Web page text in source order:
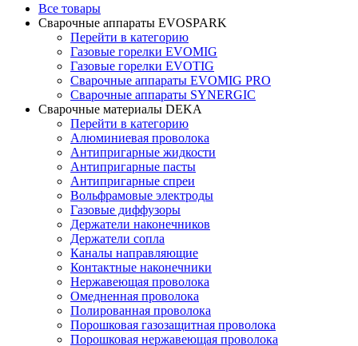
Все товары
Сварочные аппараты EVOSPARK
Перейти в категорию
Газовые горелки EVOMIG
Газовые горелки EVOTIG
Сварочные аппараты EVOMIG PRO
Сварочные аппараты SYNERGIC
Сварочные материалы DEKA
Перейти в категорию
Алюминиевая проволока
Антипригарные жидкости
Антипригарные пасты
Антипригарные спреи
Вольфрамовые электроды
Газовые диффузоры
Держатели наконечников
Держатели сопла
Каналы направляющие
Контактные наконечники
Нержавеющая проволока
Омедненная проволока
Полированная проволока
Порошковая газозащитная проволока
Порошковая нержавеющая проволока